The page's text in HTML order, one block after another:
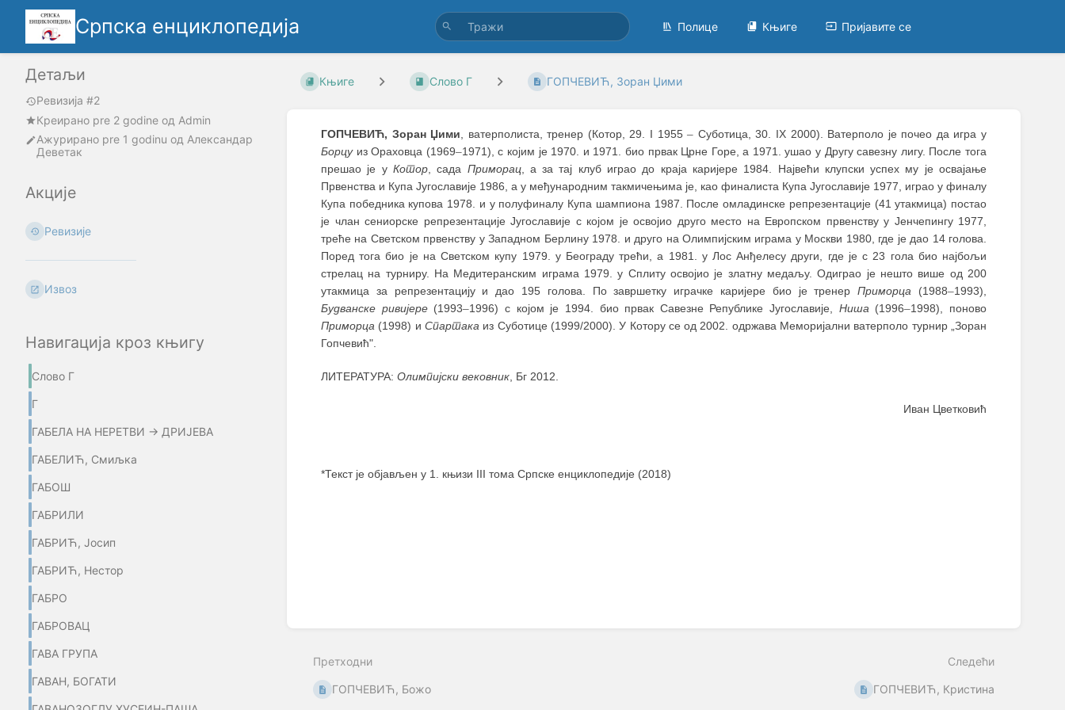
Српска енциклопедија Полице Књиге Пријавите се
Детаљи
Ревизија #2
Креирано pre 2 godine oд Admin
Ажурирано pre 1 godinu од Александар
Деветак
Акције
Ревизије
Извоз
Навигација кроз књигу
Слово Г
Г
ГАБЕЛА НА НЕРЕТВИ → ДРИЈЕВА
ГАБЕЛИЋ, Смиљка
ГАБОШ
ГАБРИЛИ
ГАБРИЋ, Јосип
ГАБРИЋ, Нестор
ГАБРО
ГАБРОВАЦ
ГАВА ГРУПА
ГАВАН, БОГАТИ
Књиге Слово Г ГОПЧЕВИЋ, Зоран Џими
ГОПЧЕВИЋ, Зоран Џими, ватерполиста, тренер (Котор, 29. I 1955– Суботица, 30. IX 2000). Ватерполо је почео да игра у
Борцуиз Ораховца (1969–1971), с којим је 1970. и 1971. био првак Црне Горе, а 1971. ушао у Другу савезну лигу. После тога
прешао је у Котор, сада Приморац, а за тај клуб играо до краја каријере 1984. Највећи клупски успех му је освајање
Првенства и Купа Југославије 1986, а у међународним такмичењима је, као финалиста Купа Југославије 1977, играо у финалу
Купа победника купова 1978. и у полуфиналу Купа шампиона 1987. После омладинске репрезентације (41 утакмица) постао
је члан сениорске репрезентације Југославије с којом је освојио друго место на Европском првенству у Јенчепингу 1977,
треће на Светском првенству у Западном Берлину 1978. и друго на Олимпијским играма у Москви 1980, где је дао 14 голова.
Поред тога био је на Светском купу 1979. у Београду трећи, а 1981. у Лос Анђелесу други, где је с 23 гола био најбољи
стрелац на турниру. На Медитеранским играма 1979. у Сплиту освојио је златну медаљу. Одиграо је нешто више од 200
утакмица за репрезентацију и дао 195 голова. По завршетку играчке каријере био је тренерПриморца (1988–1993),
Будванске ривијере(1993–1996) с којом је 1994. био првак Савезне Републике Југославије, Ниша(1996–1998), поново
Приморца (1998) и Спартакаиз Суботице (1999/2000). У Котору се од 2002. одржава Меморијални ватерполо турнир „Зоран
Гопчевић".
ЛИТЕРАТУРА: Олимпијски вековник , Бг 2012.
Иван Цветковић
*Текст је објављен у 1. књизи III тома Српске енциклопедије (2018)
Претходни
ГОПЧЕВИЋ, Божо
Следећи
ГОПЧЕВИЋ, Кристина